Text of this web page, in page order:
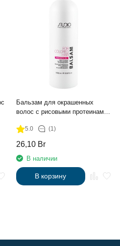
Бальзам для окрашенных
волос с рисовыми протеинами
Studio Professional, 1л
5.0 (1)
26,10 Br
В наличии
В корзину